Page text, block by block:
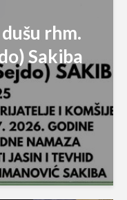
rhm.
Sakiba